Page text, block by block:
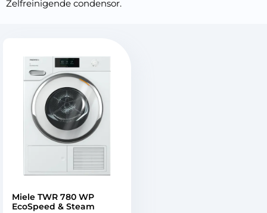
Zelfreinigende condensor.
Miele TWR 780 WP
EcoSpeed & Steam